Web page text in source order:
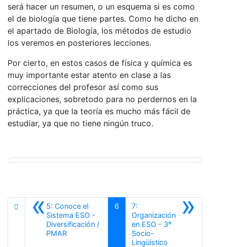
será hacer un resumen, o un esquema si es como
el de biología que tiene partes. Como he dicho en
el apartado de Biología, los métodos de estudio
los veremos en posteriores lecciones.
Por cierto, en estos casos de física y química es
muy importante estar atento en clase a las
correcciones del profesor así como sus
explicaciones, sobretodo para no perdernos en la
práctica, ya que la teoría es mucho más fácil de
estudiar, ya que no tiene ningún truco.
«5: Conoce el
Sistema ESO -
Diversificación /
PMARAnterior
6 »
7:
Organización
en ESO - 3º
Socio-
Lingüístico